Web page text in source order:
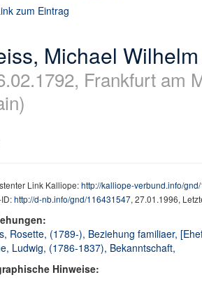
zum Eintrag
Michael
Frankfurt am
Link Kalliope:http://kalliope-verbund.info/
http://d-nb.info/gnd/116431547, 27.01.1996,
Rosette, (1789-), Beziehung familiaer,
Ludwig, (1786-1837), Bekanntschaft,
Hinweise: